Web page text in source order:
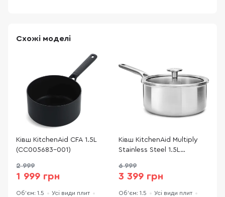
Схожі моделі
Ківш KitchenAid CFA 1.5L
(CC005683-001)
2 999
1 999 грн
Об'єм: 1.5
Усі види плит
Ківш KitchenAid Multiply
Stainless Steel 1.5L
6 999
3 399 грн
Об'єм: 1.5
Усі види плит